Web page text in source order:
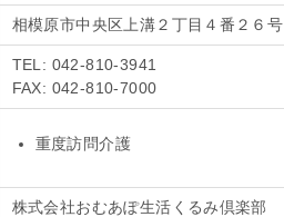
相模原市中央区上溝２丁目４番２６号
TEL: 042-810-3941
FAX: 042-810-7000
重度訪問介護
株式会社おむあぽ生活くるみ倶楽部